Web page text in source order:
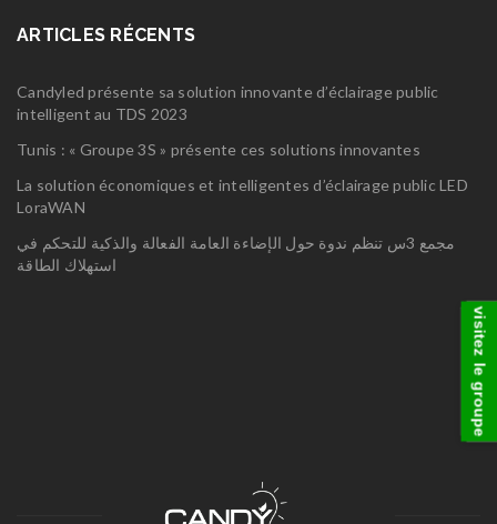
ARTICLES RÉCENTS
Candyled présente sa solution innovante d’éclairage public
intelligent au TDS 2023
Tunis : « Groupe 3S » présente ces solutions innovantes
La solution économiques et intelligentes d’éclairage public LED
LoraWAN
مجمع 3س تنظم ندوة حول الإضاءة العامة الفعالة والذكية للتحكم في
استهلاك الطاقة
visitez le groupe